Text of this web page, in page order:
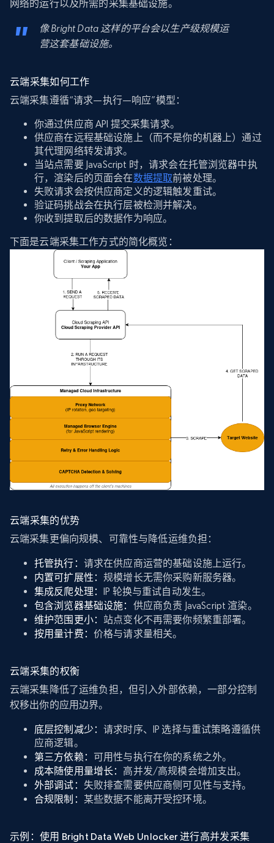
网络的运行以及所需的采集基础设施。
像 Bright Data 这样的平台会以生产级规模运
营这套基础设施。
云端采集如何工作
云端采集遵循“请求—执行—响应”模型：
你通过供应商 API 提交采集请求。
供应商在远程基础设施上（而不是你的机器上）通过
其代理网络转发请求。
当站点需要 JavaScript 时，请求会在托管浏览器中执
行，渲染后的页面会在数据提取前被处理。
失败请求会按供应商定义的逻辑触发重试。
验证码挑战会在执行层被检测并解决。
你收到提取后的数据作为响应。
下面是云端采集工作方式的简化概览：
云端采集的优势
云端采集更偏向规模、可靠性与降低运维负担：
托管执行： 请求在供应商运营的基础设施上运行。
内置可扩展性：规模增长无需你采购新服务器。
集成反爬处理：IP 轮换与重试自动发生。
包含浏览器基础设施： 供应商负责 JavaScript 渲染。
维护范围更小： 站点变化不再需要你频繁重部署。
按用量计费： 价格与请求量相关。
云端采集的权衡
云端采集降低了运维负担，但引入外部依赖，一部分控制
权移出你的应用边界。
底层控制减少：请求时序、IP 选择与重试策略遵循供
应商逻辑。
第三方依赖： 可用性与执行在你的系统之外。
成本随使用量增长： 高并发/高规模会增加支出。
外部调试： 失败排查需要供应商侧可见性与支持。
合规限制： 某些数据不能离开受控环境。
示例：使用 Bright Data Web Unlocker 进行高并发采集